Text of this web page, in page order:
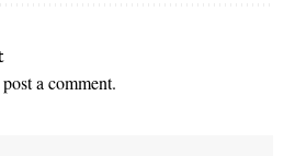
a comment.